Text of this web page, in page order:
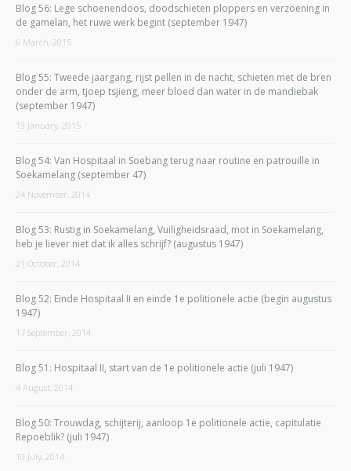
Blog 56: Lege schoenendoos, doodschieten ploppers en verzoening in
de gamelan, het ruwe werk begint (september 1947)
6 March, 2015
Blog 55: Tweede jaargang, rijst pellen in de nacht, schieten met de bren
onder de arm, tjoep tsjieng, meer bloed dan water in de mandiebak
(september 1947)
13 January, 2015
Blog 54: Van Hospitaal in Soebang terug naar routine en patrouille in
Soekamelang (september 47)
24 November, 2014
Blog 53: Rustig in Soekamelang, Vuiligheidsraad, mot in Soekamelang,
heb je liever niet dat ik alles schrijf? (augustus 1947)
21 October, 2014
Blog 52: Einde Hospitaal II en einde 1e politionele actie (begin augustus
1947)
17 September, 2014
Blog 51: Hospitaal II, start van de 1e politionele actie (juli 1947)
4 August, 2014
Blog 50: Trouwdag, schijterij, aanloop 1e politionele actie, capitulatie
Repoeblik? (juli 1947)
10 July, 2014